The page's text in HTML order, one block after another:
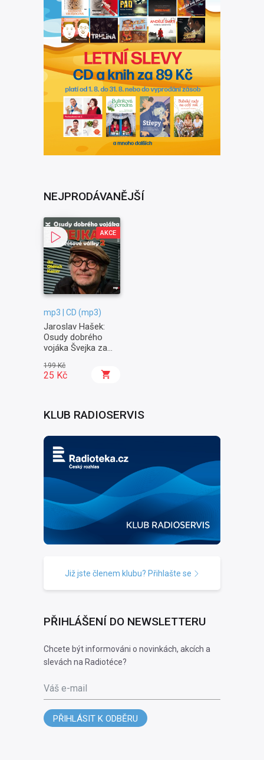
NEJPRODÁVANĚJŠÍ
AKCE
mp3 | CD (mp3)
Jaroslav Hašek:
Osudy dobrého
vojáka Švejka za
Na frontě
199 Kč
25 Kč
KLUB RADIOSERVIS
Již jste členem klubu? Přihlašte se
PŘIHLÁŠENÍ DO NEWSLETTERU
Chcete být informováni o novinkách, akcích a
slevách na Radiotéce?
Váš e-mail
PŘIHLÁSIT K ODBĚRU